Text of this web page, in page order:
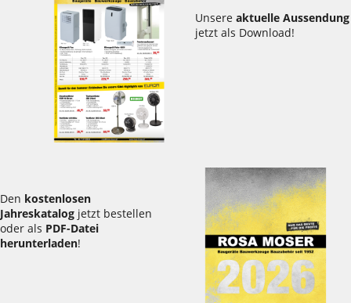
Unsereaktuelle Aussendung
jetzt als Download!
Den kostenlosen
Jahreskatalog jetzt bestellen
oder als PDF-Datei
herunterladen!